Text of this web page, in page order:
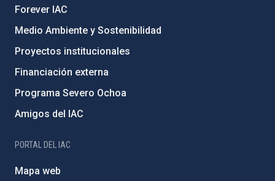
Forever IAC
Medio Ambiente y Sostenibilidad
Proyectos institucionales
Financiación externa
Programa Severo Ochoa
Amigos del IAC
PORTAL DEL IAC
Mapa web